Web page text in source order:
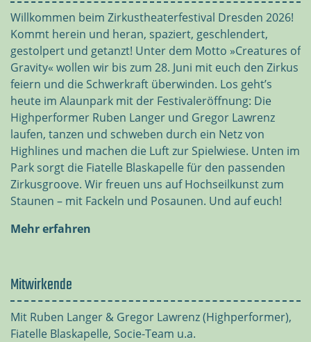
Willkommen beim Zirkustheaterfestival Dresden 2026!
Kommt herein und heran, spaziert, geschlendert,
gestolpert und getanzt! Unter dem Motto »Creatures of
Gravity« wollen wir bis zum 28. Juni mit euch den Zirkus
feiern und die Schwerkraft überwinden. Los geht’s
heute im Alaunpark mit der Festivaleröffnung: Die
Highperformer Ruben Langer und Gregor Lawrenz
laufen, tanzen und schweben durch ein Netz von
Highlines und machen die Luft zur Spielwiese. Unten im
Park sorgt die Fiatelle Blaskapelle für den passenden
Zirkusgroove. Wir freuen uns auf Hochseilkunst zum
Staunen – mit Fackeln und Posaunen. Und auf euch!
Mehr erfahren
Mitwirkende
Mit Ruben Langer & Gregor Lawrenz (Highperformer),
Fiatelle Blaskapelle, Socie-Team u.a.